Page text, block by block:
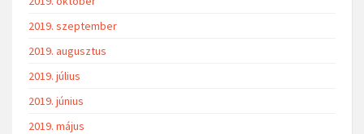
2019. szeptember
2019. augusztus
2019. július
2019. június
2019. május